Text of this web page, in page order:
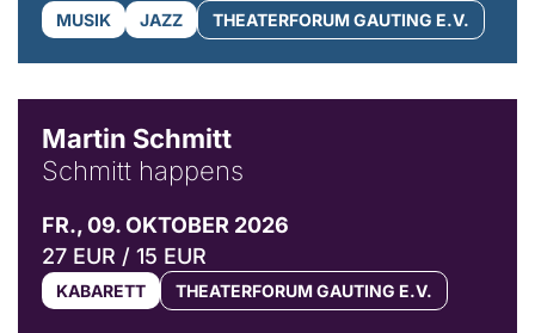
MUSIK JAZZ THEATERFORUM GAUTING E.V.
Martin Schmitt
Schmitt happens
FR., 09. OKTOBER 2026
27 EUR / 15 EUR
KABARETT THEATERFORUM GAUTING E.V.